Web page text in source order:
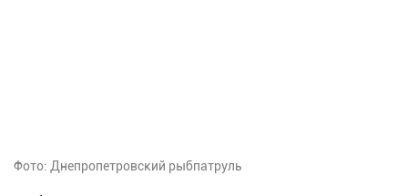
Фото: Днепропетровский рыбпатруль